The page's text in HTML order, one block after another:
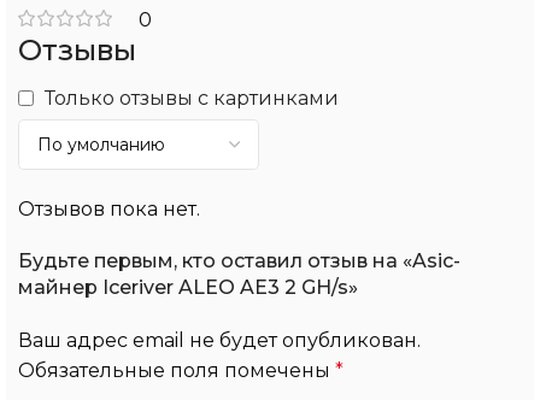
0
Отзывы
Только отзывы с картинками
Отзывов пока нет.
Будьте первым, кто оставил отзыв на «Asic-
майнер Iceriver ALEO AE3 2 GH/s»
Ваш адрес email не будет опубликован.
Обязательные поля помечены *